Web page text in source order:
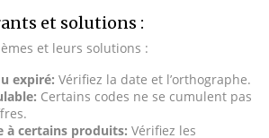
et solutions :
et leurs solutions :
expiré: Vérifiez la date et l’orthographe.
Certains codes ne se cumulent pas
à certains produits: Vérifiez les